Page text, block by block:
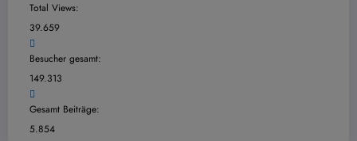
Total Views:
39.659
Besucher gesamt:
149.313
Gesamt Beiträge:
5.854